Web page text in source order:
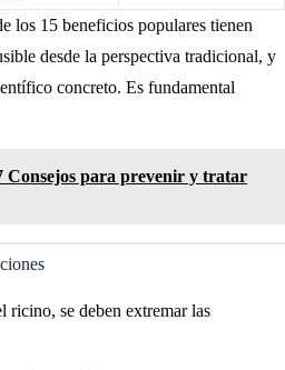
los 15 beneficios populares tienen
desde la perspectiva tradicional, y
concreto. Es fundamental
Consejos para prevenir y tratar
se deben extremar las